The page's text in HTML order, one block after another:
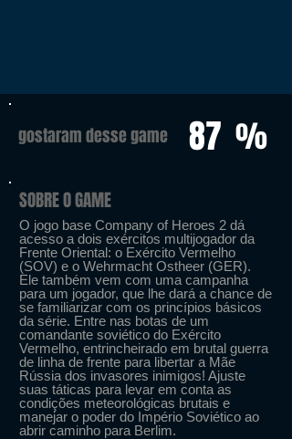
gostaram desse game 87 %
SOBRE O GAME
O jogo base Company of Heroes 2 dá
acesso a dois exércitos multijogador da
Frente Oriental: o Exército Vermelho
(SOV) e o Wehrmacht Ostheer (GER).
Ele também vem com uma campanha
para um jogador, que lhe dará a chance de
se familiarizar com os princípios básicos
da série. Entre nas botas de um
comandante soviético do Exército
Vermelho, entrincheirado em brutal guerra
de linha de frente para libertar a Mãe
Rússia dos invasores inimigos! Ajuste
suas táticas para levar em conta as
condições meteorológicas brutais e
manejar o poder do Império Soviético ao
abrir caminho para Berlim.